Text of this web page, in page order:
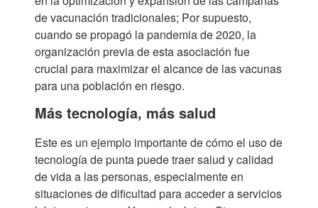
de vacunación tradicionales; Por supuesto,
cuando se propagó la pandemia de 2020, la
organización previa de esta asociación fue
crucial para maximizar el alcance de las vacunas
para una población en riesgo.
Más tecnología, más salud
Este es un ejemplo importante de cómo el uso de
tecnología de punta puede traer salud y calidad
de vida a las personas, especialmente en
situaciones de dificultad para acceder a servicios